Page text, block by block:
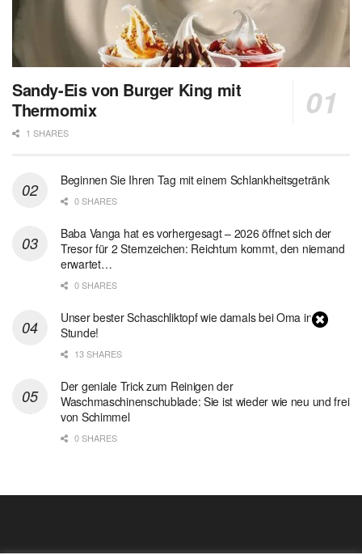
Sandy-Eis von Burger King mit
Thermomix
1 SHARES
Beginnen Sie Ihren Tag mit einem Schlankheitsgetränk
0 SHARES
Baba Vanga hat es vorhergesagt – 2026 öffnet sich der
Tresor für 2 Sternzeichen: Reichtum kommt, den niemand
erwartet…
0 SHARES
Unser bester Schaschliktopf wie damals bei Oma in 1
Stunde!
13 SHARES
Der geniale Trick zum Reinigen der
Waschmaschinenschublade: Sie ist wieder wie neu und frei
von Schimmel
0 SHARES